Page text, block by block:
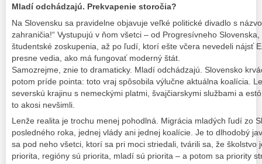
Mladí odchádzajú. Prekvapenie storočia?
Na Slovensku sa pravidelne objavuje veľké politické divadlo s
zahraničia!“ Vystupujú v ňom všetci – od Progresívneho
študentské zoskupenia, až po ľudí, ktorí ešte včera nevedeli nájsť
presne vedia, ako má fungovať moderný štát.
Samozrejme, znie to dramaticky. Mladí odchádzajú. Slovensko
potom príde pointa: toto vraj spôsobila výlučne aktuálna koalícia.
severskú krajinu s nemeckými platmi, švajčiarskymi službami a
to akosi nevšimli.
Lenže realita je trochu menej pohodlná. Migrácia mladých ľudí zo
posledného roka, jednej vlády ani jednej koalície. Je to dlhodobý
sa pod neho všetci, ktorí sa pri moci striedali, tvárili sa, že školstvo
priorita, regióny sú priorita, mladí sú priorita – a potom sa priority